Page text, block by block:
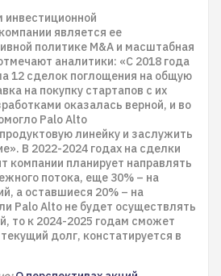
является ее
политике M&A и масштабная
аналитики: «С 2018 года
12 сделок поглощения на общую
на покупку стартапов с их
оказалась верной, и во
Palo Alto
линейку и заслужить
В 2022-2024 годах на сделки
компании планирует направлять
потока, еще 30% – на
а оставшиеся 20% – на
Palo Alto не будет осуществлять
то к 2024-2025 годам сможет
долг, констатируется в